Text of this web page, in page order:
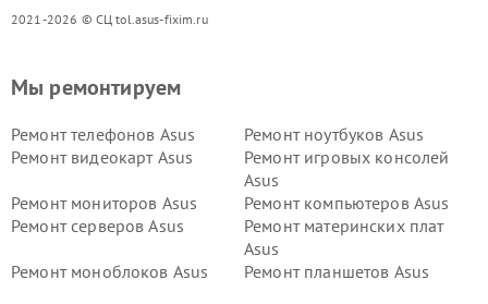
2021-2026 © СЦ tol.asus-fixim.ru
Мы ремонтируем
Ремонт телефонов Asus
Ремонт ноутбуков Asus
Ремонт видеокарт Asus
Ремонт игровых консолей
Asus
Ремонт мониторов Asus
Ремонт компьютеров Asus
Ремонт серверов Asus
Ремонт материнских плат
Asus
Ремонт моноблоков Asus
Ремонт планшетов Asus